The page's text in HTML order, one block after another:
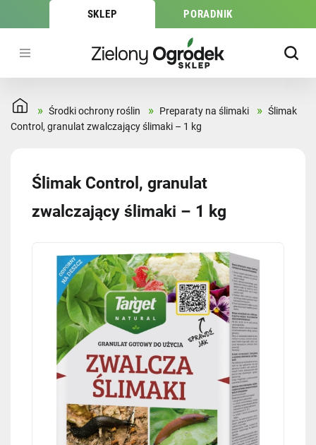
SKLEP PORADNIK
» Środki ochrony roślin » Preparaty na ślimaki » Ślimak
Control, granulat zwalczający ślimaki – 1 kg
Ślimak Control, granulat
zwalczający ślimaki – 1 kg